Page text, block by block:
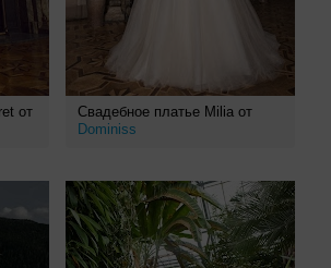
от
Свадебное платье Milia от
Dominiss